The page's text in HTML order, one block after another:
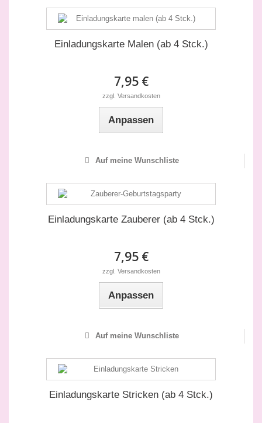
Einladungskarte Malen (ab 4 Stck.)
7,95 €
zzgl. Versandkosten
Anpassen
Auf meine Wunschliste
Einladungskarte Zauberer (ab 4 Stck.)
7,95 €
zzgl. Versandkosten
Anpassen
Auf meine Wunschliste
Einladungskarte Stricken (ab 4 Stck.)